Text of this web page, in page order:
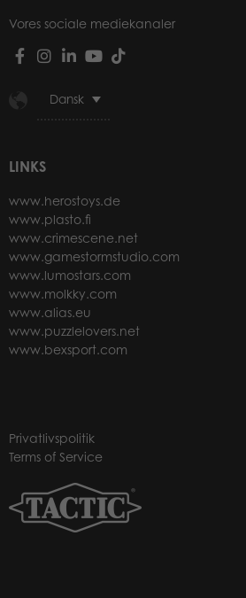
Vores sociale mediekanaler
Dansk
LINKS
www.herostoys.de
www.plasto.fi
www.crimescene.net
www.gamestormstudio.com
www.lumostars.com
www.molkky.com
www.alias.eu
www.puzzlelovers.net
www.bexsport.com
Privatlivspolitik
Terms of Service